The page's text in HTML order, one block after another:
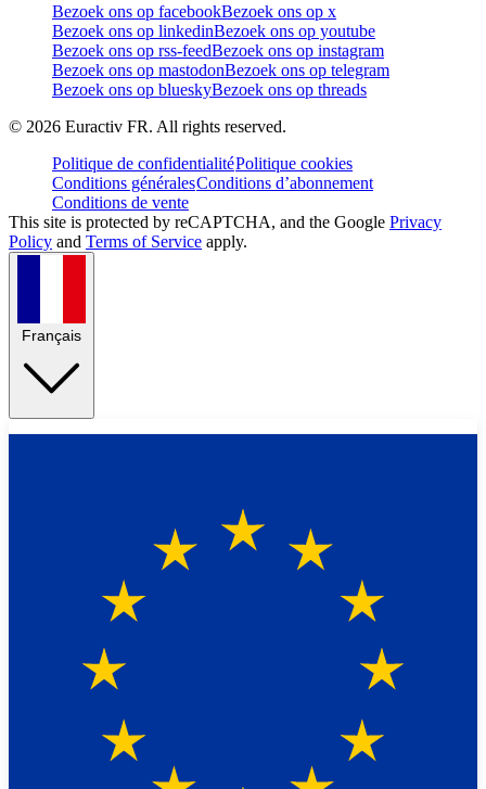
Bezoek ons op facebookBezoek ons op x
Bezoek ons op linkedinBezoek ons op youtube
Bezoek ons op rss-feedBezoek ons op instagram
Bezoek ons op mastodonBezoek ons op telegram
Bezoek ons op blueskyBezoek ons op threads
© 2026 Euractiv FR. All rights reserved.
Politique de confidentialitéPolitique cookies
Conditions généralesConditions d’abonnement
Conditions de vente
This site is protected by reCAPTCHA, and the Google Privacy
Policy and Terms of Service apply.
Français